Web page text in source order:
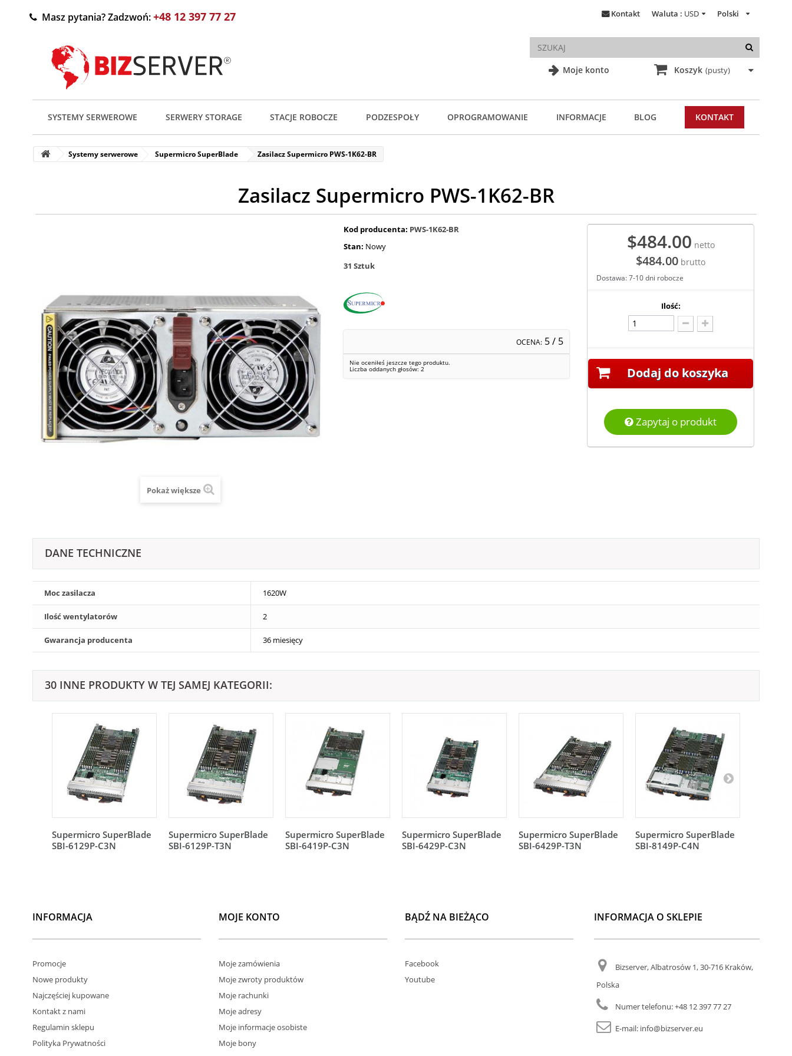
Moje konto
Polski
Waluta : USD
Kontakt
Masz pytania? Zadzwoń:+48 12 397 77 27
Koszyk (pusty)
SYSTEMY SERWEROWE SERWERY STORAGE STACJE ROBOCZE PODZESPOŁY OPROGRAMOWANIE INFORMACJE BLOG KONTAKT
Systemy serwerowe Supermicro SuperBlade Zasilacz Supermicro PWS-1K62-BR
Zasilacz Supermicro PWS-1K62-BR
Pokaż większe
Kod producenta: PWS-1K62-BR
Stan: Nowy
31 Sztuk
OCENA: 5/ 5
Nie oceniłeś jeszcze tego produktu.
Liczba oddanych głosów: 2
$484.00 netto
$484.00 brutto
Dostawa: 7-10 dni robocze
Ilość:
Dodaj do koszyka
Zapytaj o produkt
DANE TECHNICZNE
Moc zasilacza 1620W
Ilość wentylatorów 2
Gwarancja producenta 36 miesięcy
30 INNE PRODUKTY W TEJ SAMEJ KATEGORII:
Supermicro SuperBlade
SBI-6129P-C3N
Supermicro SuperBlade
SBI-6129P-T3N
Supermicro SuperBlade
SBI-6419P-C3N
Supermicro SuperBlade
SBI-6429P-C3N
Supermicro SuperBlade
SBI-6429P-T3N
Supermicro SuperBlade
SBI-8149P-C4N
INFORMACJA
Promocje
Nowe produkty
Najczęściej kupowane
Kontakt z nami
Regulamin sklepu
Polityka Prywatności
MOJE KONTO
Moje zamówienia
Moje zwroty produktów
Moje rachunki
Moje adresy
Moje informacje osobiste
Moje bony
BĄDŹ NA BIEŻĄCO
Facebook
Youtube
INFORMACJA O SKLEPIE
Bizserver, Albatrosów 1, 30-716 Kraków,
Polska
Numer telefonu:+48 12 397 77 27
E-mail: info@bizserver.eu